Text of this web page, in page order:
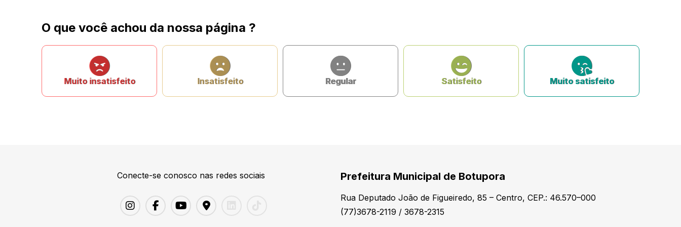
O que você achou da nossa página ?
Muito insatisfeito Insatisfeito Regular Satisfeito Muito satisfeito
Conecte-se conosco nas redes sociais Prefeitura Municipal de Botupora
Rua Deputado João de Figueiredo, 85 – Centro, CEP.: 46.570–000
(77)3678-2119 / 3678-2315